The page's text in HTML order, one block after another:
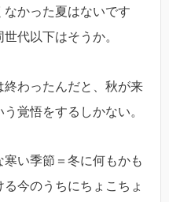
かった夏はないです
代以下はそうか。
終わったんだと、秋が来
覚悟をするしかない。
い季節＝冬に何もかも
今のうちにちょこちょ